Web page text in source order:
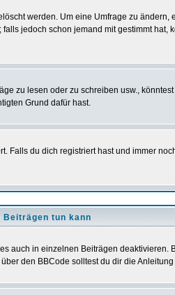
werden. Um eine Umfrage zu
jedoch schon jemand mit gestimmt
zu lesen oder zu schreiben usw.,
Grund dafür hast.
du dich registriert hast und immer
Beiträgen tun kann
auch in einzelnen Beiträgen
den BBCode solltest du dir die